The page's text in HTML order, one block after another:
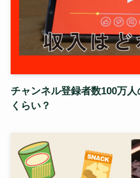
チャンネル登録者数100万
くらい？